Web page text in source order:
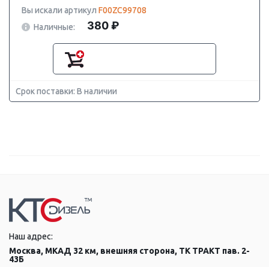
Вы искали артикул F00ZC99708
Наличные:
380 ₽
Срок поставки: В наличии
Наш адрес:
Москва, МКАД 32 км, внешняя сторона, ТК ТРАКТ пав. 2-
43Б